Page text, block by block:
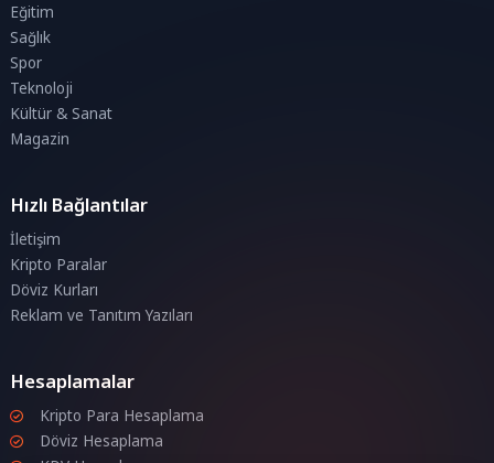
Eğitim
Sağlık
Spor
Teknoloji
Kültür & Sanat
Magazin
Hızlı Bağlantılar
İletişim
Kripto Paralar
Döviz Kurları
Reklam ve Tanıtım Yazıları
Hesaplamalar
Kripto Para Hesaplama
Döviz Hesaplama